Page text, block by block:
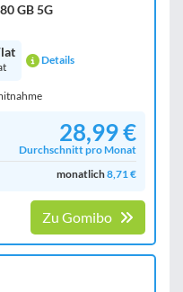
GB 5G
Details
28,99 €
Durchschnitt pro Monat
monatlich8,71 €
Zu Gomibo